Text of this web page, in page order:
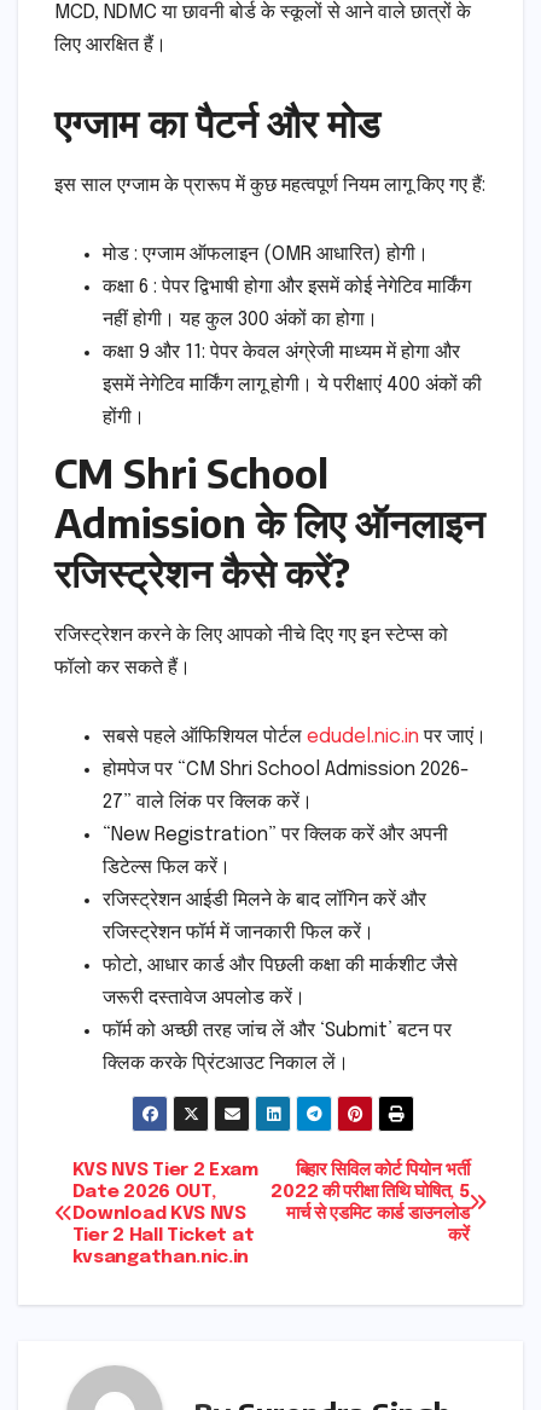
MCD, NDMC या छावनी बोर्ड के स्कूलों से आने वाले छात्रों के
लिए आरक्षित हैं।
एग्जाम का पैटर्न और मोड
इस साल एग्जाम के प्रारूप में कुछ महत्वपूर्ण नियम लागू किए गए हैं:
मोड : एग्जाम ऑफलाइन (OMR आधारित) होगी।
कक्षा 6 : पेपर द्विभाषी होगा और इसमें कोई नेगेटिव मार्किंग
नहीं होगी। यह कुल 300 अंकों का होगा।
कक्षा 9 और 11: पेपर केवल अंग्रेजी माध्यम में होगा और
इसमें नेगेटिव मार्किंग लागू होगी। ये परीक्षाएं 400 अंकों की
होंगी।
CM Shri School
Admission के लिए ऑनलाइन
रजिस्ट्रेशन कैसे करें?
रजिस्ट्रेशन करने के लिए आपको नीचे दिए गए इन स्टेप्स को
फॉलो कर सकते हैं।
सबसे पहले ऑफिशियल पोर्टल edudel.nic.inपर जाएं।
होमपेज पर “CM Shri School Admission 2026-
27” वाले लिंक पर क्लिक करें।
“New Registration” पर क्लिक करें और अपनी
डिटेल्स फिल करें।
रजिस्ट्रेशन आईडी मिलने के बाद लॉगिन करें और
रजिस्ट्रेशन फॉर्म में जानकारी फिल करें।
फोटो, आधार कार्ड और पिछली कक्षा की मार्कशीट जैसे
जरूरी दस्तावेज अपलोड करें।
फॉर्म को अच्छी तरह जांच लें और ‘Submit’ बटन पर
क्लिक करके प्रिंटआउट निकाल लें।
Post
navigation
बिहार सिविल कोर्ट पियोन भर्ती
2022 की परीक्षा तिथि घोषित, 5
मार्च से एडमिट कार्ड डाउनलोड
करें
KVS NVS Tier 2 Exam
Date 2026 OUT,
Download KVS NVS
Tier 2 Hall Ticket at
kvsangathan.nic.in